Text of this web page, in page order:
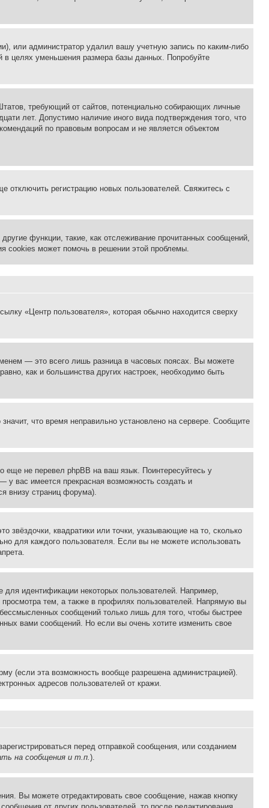
или администратор удалил вашу учетную запись по каким-либо
в целях уменьшения размера базы данных. Попробуйте
требующий от сайтов, потенциально собирающих личные
лет. Допустимо наличие иного вида подтверждения того, что
по правовым вопросам и не является объектом
отключить регистрацию новых пользователей. Свяжитесь с
функции, такие, как отслеживание прочитанных сообщений,
cookies может помочь в решении этой проблемы.
«Центр пользователя», которая обычно находится сверху
— это всего лишь разница в часовых поясах. Вы можете
как и большинства других настроек, необходимо быть
что время неправильно установлено на сервере. Сообщите
еще не перевел phpBB на ваш язык. Поинтересуйтесь у
у вас имеется прекрасная возможность создать и
внизу страниц форума).
звёздочки, квадратики или точки, указывающие на то, сколько
для каждого пользователя. Если вы не можете использовать
идентификации некоторых пользователей. Например,
тем, а также в профилях пользователей. Напрямую вы
сообщений только лишь для того, чтобы быстрее
вами сообщений. Но если вы очень хотите изменить свое
(если эта возможность вообще разрешена администрацией).
адресов пользователей от кражи.
перед отправкой сообщения, или созданием
на сообщения и т.п.).
Вы можете отредактировать свое сообщение, нажав кнопку